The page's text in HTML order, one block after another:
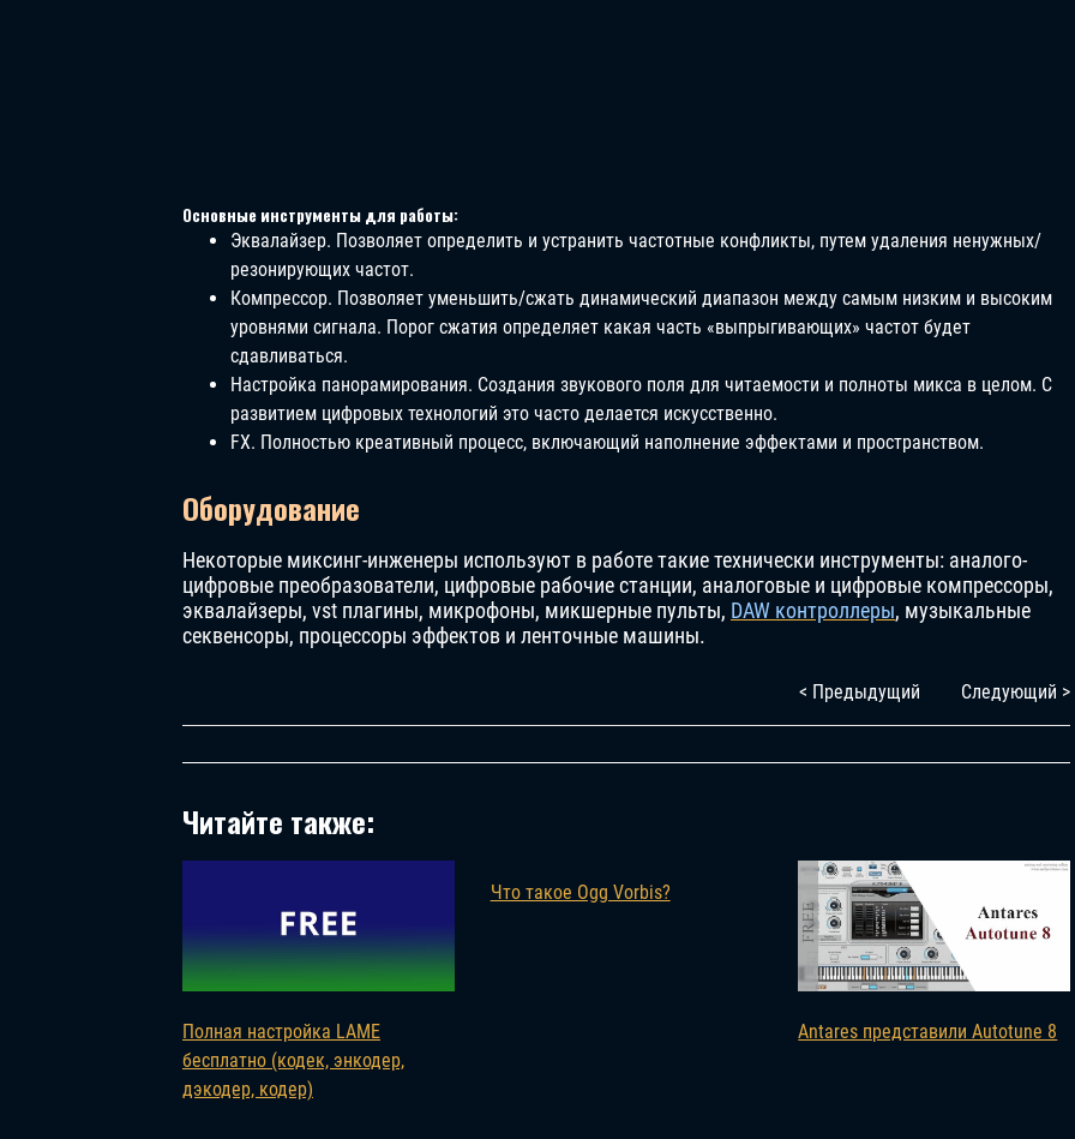
Основные инструменты для работы:
Эквалайзер. Позволяет определить и устранить частотные конфликты, путем удаления ненужных/
резонирующих частот.
Компрессор. Позволяет уменьшить/сжать динамический диапазон между самым низким и высоким
уровнями сигнала. Порог сжатия определяет какая часть «выпрыгивающих» частот будет
сдавливаться.
Настройка панорамирования. Создания звукового поля для читаемости и полноты микса в целом. С
развитием цифровых технологий это часто делается искусственно.
FX. Полностью креативный процесс, включающий наполнение эффектами и пространством.
Оборудование
Некоторые миксинг-инженеры используют в работе такие технически инструменты: аналого-
цифровые преобразователи, цифровые рабочие станции, аналоговые и цифровые компрессоры,
эквалайзеры, vst плагины, микрофоны, микшерные пульты, DAW контроллеры, музыкальные
секвенсоры, процессоры эффектов и ленточные машины.
< Предыдущий Следующий >
Читайте также:
Полная настройка LAME
бесплатно (кодек, энкодер,
дэкодер, кодер)
Что такое Ogg Vorbis?
Antares представили Autotune 8